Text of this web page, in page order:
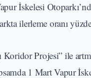
İskelesi
ilerleme oranı
Koridor Projesi” ile
1 Mart Vapur